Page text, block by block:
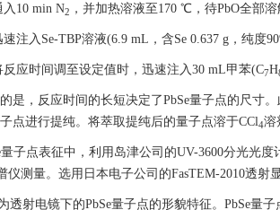
入10 min N2 ，并加热溶液至170 ℃，待PbO全部
速注入Se-TBP溶液(6.9 mL，含Se 0.637 g，纯
反应时间调至设定值时，迅速注入30 mL甲苯(C7H
是，反应时间的长短决定了PbSe量子点的尺寸
点进行提纯。将萃取提纯后的量子点溶于CCl4溶
量子点表征中，利用岛津公司的UV-3600分光光
仪测量。选用日本电子公司的FasTEM-2010透射
透射电镜下的PbSe量子点的形貌特征。PbSe量